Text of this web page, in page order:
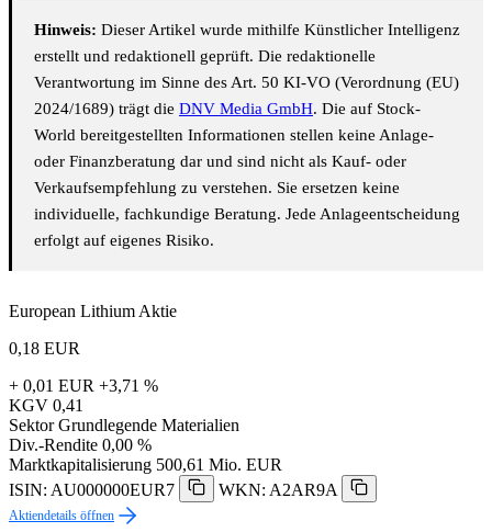
Hinweis: Dieser Artikel wurde mithilfe Künstlicher Intelligenz
erstellt und redaktionell geprüft. Die redaktionelle
Verantwortung im Sinne des Art. 50 KI-VO (Verordnung (EU)
2024/1689) trägt die DNV Media GmbH. Die auf Stock-
World bereitgestellten Informationen stellen keine Anlage-
oder Finanzberatung dar und sind nicht als Kauf- oder
Verkaufsempfehlung zu verstehen. Sie ersetzen keine
individuelle, fachkundige Beratung. Jede Anlageentscheidung
erfolgt auf eigenes Risiko.
European Lithium Aktie
0,18 EUR
+ 0,01 EUR +3,71 %
KGV 0,41
Sektor Grundlegende Materialien
Div.-Rendite 0,00 %
Marktkapitalisierung 500,61 Mio. EUR
ISIN: AU000000EUR7
WKN: A2AR9A
Aktiendetails öffnen